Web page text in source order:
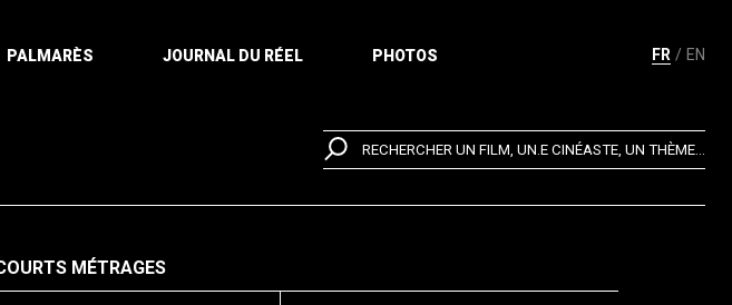
FR EN
PALMARÈS JOURNAL DU RÉEL PHOTOS
RECHERCHER UN FILM, UN.E CINÉASTE, UN THÈME...
MÉTRAGES